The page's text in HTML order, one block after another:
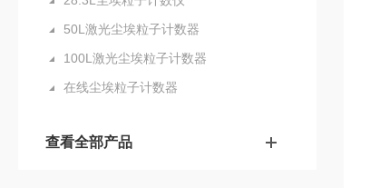
50L激光尘埃粒子计数器
100L激光尘埃粒子计数器
在线尘埃粒子计数器
查看全部产品